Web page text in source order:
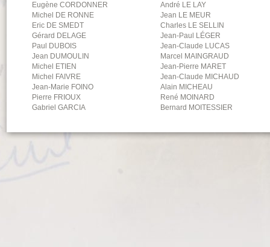
Eugène CORDONNER André LE LAY
Michel
DE RONNE Jean LE MEUR
Eric DE SMEDT Charles LE SELLIN
Gérard DELAGE Jean-Paul
LÉGER
Paul
DUBOIS Jean-Claude LUCAS
Jean DUMOULIN Marcel
MAINGRAUD
Michel
ETIEN Jean-Pierre MARET
Michel
FAIVRE Jean-Claude MICHAUD
Jean-Marie FOINO Alain MICHEAU
Pierre FRIOUX René MOINARD
Gabriel GARCIA Bernard MOITESSIER